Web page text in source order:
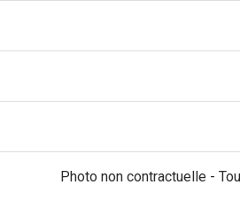
Photo non contractuelle -